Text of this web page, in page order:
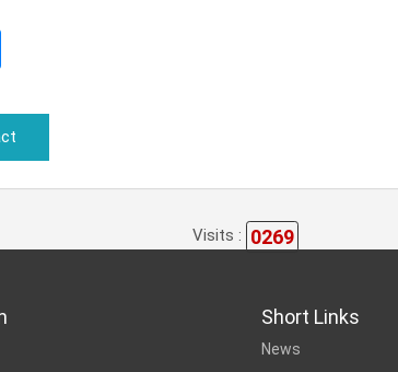
Visits : 0269
Short Links
News